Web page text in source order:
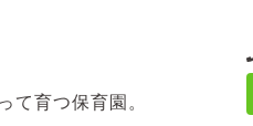
育つ保育園。